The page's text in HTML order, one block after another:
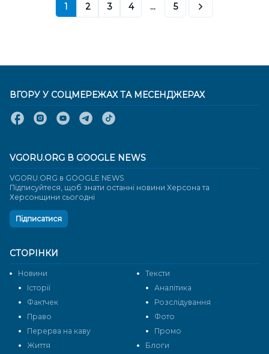
1 2 3 4 ... 5
СТОРІНКИ
Новини
Тексти
Історії
Аналітика
Фактчек
Розслідування
Право
Фото
Перерва на каву
Промо
Життя
Блоги
ВГОРУ У СОЦМЕРЕЖАХ ТА МЕСЕНДЖЕРАХ
VGORU.ORG В GOOGLE NEWS
VGORU.ORG в GOOGLE NEWS
Підписуйтеся, щоб знати останні новини Херсона та
Херсонщини сьогодні
Підписатися